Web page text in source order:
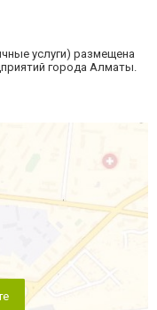
услуги) размещена
города Алматы.